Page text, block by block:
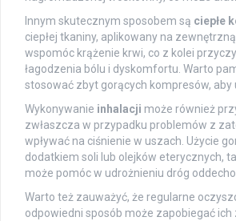
Innym skutecznym sposobem są ciepłe
ciepłej tkaniny, aplikowany na
wspomóc krążenie krwi, co z kolei
łagodzenia bólu i dyskomfortu. Warto
stosować zbyt gorących kompresów, aby
Wykonywanie inhalacji może również
zwłaszcza w przypadku problemów z
wpływać na ciśnienie w uszach. Użycie
dodatkiem soli lub olejków eterycznych,
może pomóc w udrożnieniu dróg
Warto też zauważyć, że regularne
odpowiedni sposób może zapobiegać ich